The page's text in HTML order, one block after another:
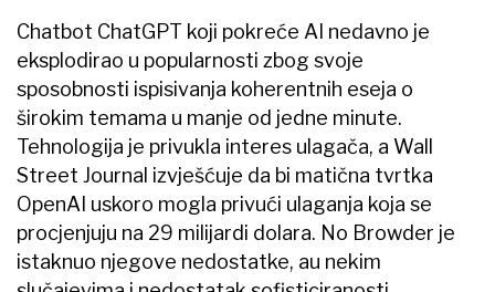
Chatbot ChatGPT koji pokreće AI nedavno je
eksplodirao u popularnosti zbog svoje
sposobnosti ispisivanja koherentnih eseja o
širokim temama u manje od jedne minute.
Tehnologija je privukla interes ulagača, a Wall
Street Journal izvješćuje da bi matična tvrtka
OpenAI uskoro mogla privući ulaganja koja se
procjenjuju na 29 milijardi dolara. No Browder je
istaknuo njegove nedostatke, au nekim